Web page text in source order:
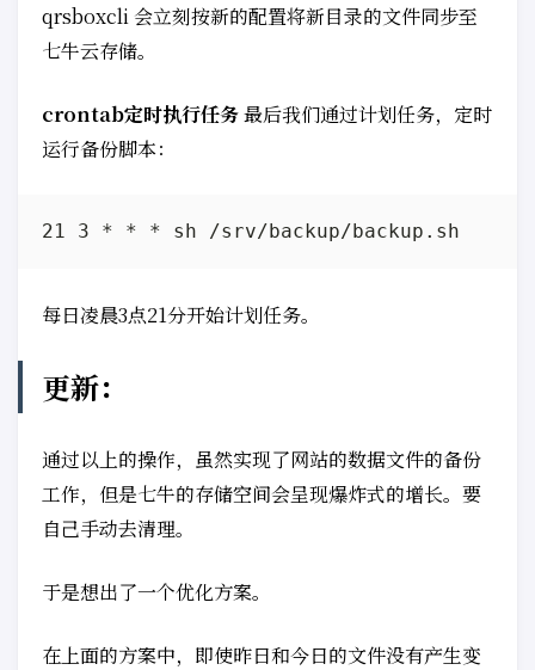
qrsboxcli 会立刻按新的配置将新目录的文件同步至
七牛云存储。
crontab定时执行任务最后我们通过计划任务，定时
运行备份脚本：
每日凌晨3点21分开始计划任务。
更新：
通过以上的操作，虽然实现了网站的数据文件的备份
工作，但是七牛的存储空间会呈现爆炸式的增长。要
自己手动去清理。
于是想出了一个优化方案。
在上面的方案中，即使昨日和今日的文件没有产生变